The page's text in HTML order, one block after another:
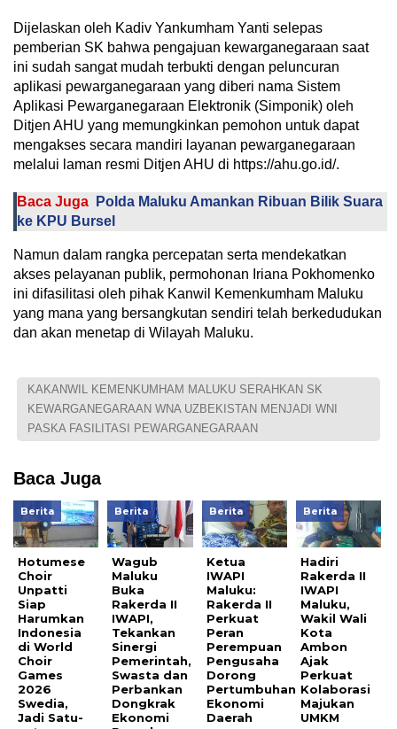
Dijelaskan oleh Kadiv Yankumham Yanti selepas
pemberian SK bahwa pengajuan kewarganegaraan saat
ini sudah sangat mudah terbukti dengan peluncuran
aplikasi pewarganegaraan yang diberi nama Sistem
Aplikasi Pewarganegaraan Elektronik (Simponik) oleh
Ditjen AHU yang memungkinkan pemohon untuk dapat
mengakses secara mandiri layanan pewarganegaraan
melalui laman resmi Ditjen AHU di https://ahu.go.id/.
Baca Juga
Polda Maluku Amankan Ribuan Bilik Suara
ke KPU Bursel
Namun dalam rangka percepatan serta mendekatkan
akses pelayanan publik, permohonan Iriana Pokhomenko
ini difasilitasi oleh pihak Kanwil Kemenkumham Maluku
yang mana yang bersangkutan sendiri telah berkedudukan
dan akan menetap di Wilayah Maluku.
KAKANWIL KEMENKUMHAM MALUKU SERAHKAN SK
KEWARGANEGARAAN WNA UZBEKISTAN MENJADI WNI
PASKA FASILITASI PEWARGANEGARAAN
Baca Juga
Berita
Hotumese
Choir
Unpatti
Siap
Harumkan
Indonesia
di World
Choir
Games
2026
Swedia,
Jadi Satu-
Berita
Wagub
Maluku
Buka
Rakerda II
IWAPI,
Tekankan
Sinergi
Pemerintah,
Swasta dan
Perbankan
Dongkrak
Ekonomi
Berita
Ketua
IWAPI
Maluku:
Rakerda II
Perkuat
Peran
Perempuan
Pengusaha
Dorong
Pertumbuhan
Ekonomi
Daerah
Berita
Hadiri
Rakerda II
IWAPI
Maluku,
Wakil Wali
Kota
Ambon
Ajak
Perkuat
Kolaborasi
Majukan
UMKM